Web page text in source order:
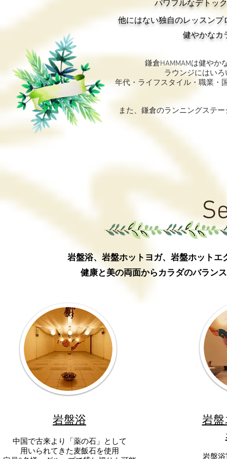
パワフルなデトッ
他にはない独自のレッスン
健やかなカ
鎌倉HAMMAMは健や
ラウンジにはい
年代・ライフスタイル・職業・
また、鎌倉のランニングステ
岩盤浴、岩盤ホットヨガ、岩盤ホット
健康と美の両面からカラダのバラン
​岩盤浴
中国で古来より「薬の石」として
用いられてきた麦飯石を使用
岩
岩盤